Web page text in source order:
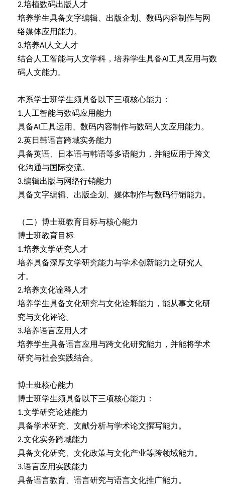
2.培植数码出版人才
培养学生具备文字编辑、出版企划、数码内容制作与网
络媒体应用能力。
3.培养AI 人文人才
结合人工智能与人文学科，培养学生具备AI 工具应用与数
码人文能力。
本系学士班学生须具备以下三项核心能力：
1. 人工智能与数码应用能力
具备AI 工具运用、数码内容制作与数码人文应用能力。
2.英日韩语言跨域实务能力
具备英语、日本语与韩语等多语能力，并能应用于跨文
化沟通与国际交流。
3.编辑出版与网络行销能力
具备文字编辑、出版企划、媒体制作与数码行销能力。
（二）博士班教育目标与核心能力
博士班教育目标
1.培养文学研究人才
培养具备深厚文学研究能力与学术创新能力之研究人
才。
2.培养文化诠释人才
培养学生具备文化研究与文化诠释能力，能从事文化研
究与文化评论。
3.培养语言应用人才
培养学生具备语言应用与跨文化研究能力，并能将学术
研究与社会实践结合。
博士班核心能力
博士班学生须具备以下三项核心能力：
1.文学研究论述能力
具备学术研究、文献分析与学术论文撰写能力。
2.文化实务跨域能力
具备文化研究、文化政策与文化产业等跨领域能力。
3.语言应用实践能力
具备语言教育、语言研究与语言文化推广能力。